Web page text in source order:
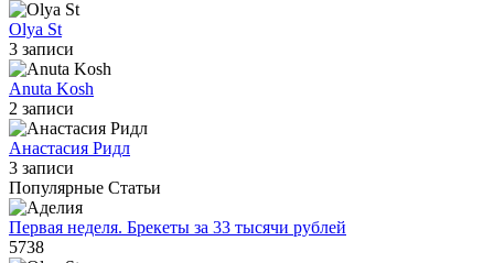
Olya St
3 записи
Anuta Kosh
2 записи
Анастасия Ридл
3 записи
Популярные Статьи
Первая неделя. Брекеты за 33 тысячи рублей
5738